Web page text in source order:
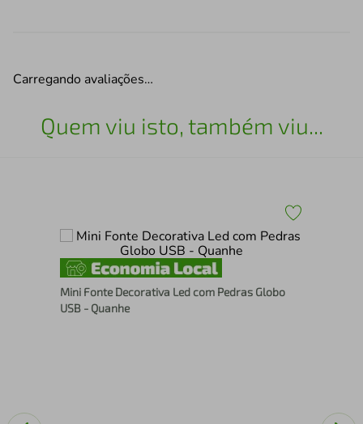
Carregando avaliações…
Quem viu isto, também viu...
Mini Fonte Decorativa Led com Pedras Globo
USB - Quanhe